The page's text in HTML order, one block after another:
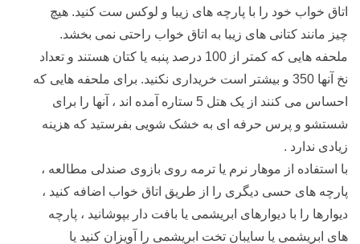
اتاق خواب خود را با پارچه های زیبا و لوکس ست کنید. هیچ
چیز مانند کتانی های زیبا به اتاق خواب راحتی نمی بخشد.
ملحفه هایی که کمتر از 100 درصد پنبه یا کتان هستند و تعداد
نخ آنها 350 و بیشتر است خریداری نکنید. برای ملحفه هایی که
احساس می کنند از یک هتل 5 ستاره آمده اند ، آنها را برای
شستشو و پرس حرفه ای به خشک شویی بفرستید که هزینه
زیادی ندارد .
با استفاده از موهار نرم یا ترمه روی بازوی صندلی مطالعه ،
پارچه های حسی دیگری را از طریق اتاق خواب اضافه کنید ،
دیوارها را با دیوارهای ابریشمی یا بافت دار بپوشانید ، پارچه
های ابریشمی یا سایبان تخت ابریشمی را آویزان کنید یا